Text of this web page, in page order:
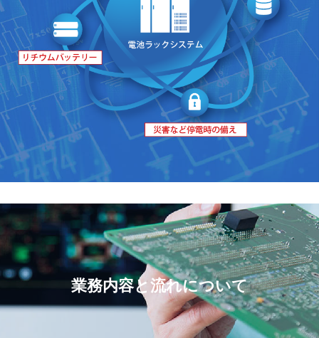
業務内容と流れについて